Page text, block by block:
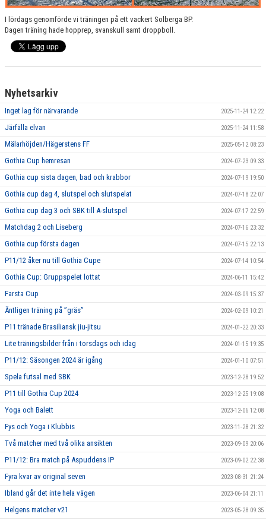
I lördags genomförde vi träningen på ett vackert Solberga BP.
Dagen träning hade hopprep, svanskull samt droppboll.
Nyhetsarkiv
Inget lag för närvarande 2025-11-24 12:22
Järfälla elvan 2025-11-24 11:58
Mälarhöjden/Hägerstens FF 2025-05-12 08:23
Gothia Cup hemresan 2024-07-23 09:33
Gothia cup sista dagen, bad och krabbor 2024-07-19 19:50
Gothia cup dag 4, slutspel och slutspelat 2024-07-18 22:07
Gothia cup dag 3 och SBK till A-slutspel 2024-07-17 22:59
Matchdag 2 och Liseberg 2024-07-16 23:32
Gothia cup första dagen 2024-07-15 22:13
P11/12 åker nu till Gothia Cupe 2024-07-14 10:54
Gothia Cup: Gruppspelet lottat 2024-06-11 15:42
Farsta Cup 2024-03-09 15:37
Äntligen träning på ”gräs” 2024-02-09 10:21
P11 tränade Brasiliansk jiu-jitsu 2024-01-22 20:33
Lite träningsbilder från i torsdags och idag 2024-01-15 19:35
P11/12: Säsongen 2024 är igång 2024-01-10 07:51
Spela futsal med SBK 2023-12-28 19:52
P11 till Gothia Cup 2024 2023-12-25 19:08
Yoga och Balett 2023-12-06 12:08
Fys och Yoga i Klubbis 2023-11-28 21:32
Två matcher med två olika ansikten 2023-09-09 20:06
P11/12: Bra match på Aspuddens IP 2023-09-02 22:38
Fyra kvar av original seven 2023-08-31 21:24
Ibland går det inte hela vägen 2023-06-04 21:11
Helgens matcher v21 2023-05-28 09:35